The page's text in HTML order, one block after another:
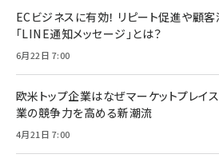
ECビジネスに有効！ リピート促進や顧
「LINE通知メッセージ」とは？
6月22日 7:00
欧米トップ企業はなぜマーケットプレイ
業の競争力を高める新潮流
4月21日 7:00